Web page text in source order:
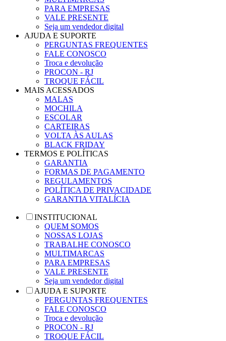
PARA EMPRESAS
VALE PRESENTE
Seja um vendedor digital
AJUDA E SUPORTE
PERGUNTAS FREQUENTES
FALE CONOSCO
Troca e devolução
PROCON - RJ
TROQUE FÁCIL
MAIS ACESSADOS
MALAS
MOCHILA
ESCOLAR
CARTEIRAS
VOLTA ÀS AULAS
BLACK FRIDAY
TERMOS E POLÍTICAS
GARANTIA
FORMAS DE PAGAMENTO
REGULAMENTOS
POLÍTICA DE PRIVACIDADE
GARANTIA VITALÍCIA
INSTITUCIONAL
QUEM SOMOS
NOSSAS LOJAS
TRABALHE CONOSCO
MULTIMARCAS
PARA EMPRESAS
VALE PRESENTE
Seja um vendedor digital
AJUDA E SUPORTE
PERGUNTAS FREQUENTES
FALE CONOSCO
Troca e devolução
PROCON - RJ
TROQUE FÁCIL